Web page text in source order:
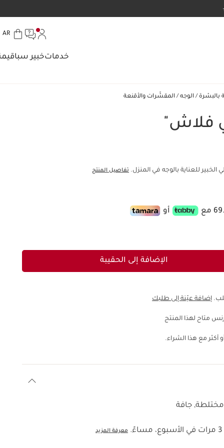
تخط إلى المحتوى
انتقل إلى أسفل الصفحة AR
خدماتخبير سبا
بالبشرة الوجه المقشّرات والأقنعة
فلاش"
للعناية بالوجه في المنزل. تفاصيل المنتج
أو
الإضافة إلى الحقيبة
إضافة عيّنة إلى طلبك
متاح لهذا المنتج
أكثر مع هذا الشراء.
مختلطة, جافة
معرفة المزيد